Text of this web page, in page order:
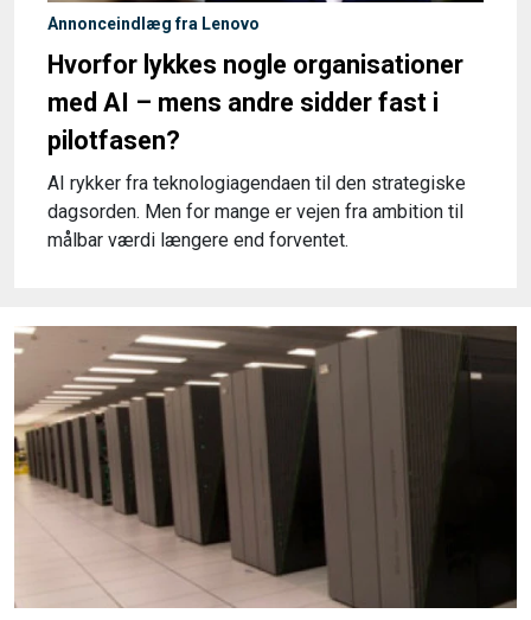
Annonceindlæg fra Lenovo
Hvorfor lykkes nogle organisationer
med AI – mens andre sidder fast i
pilotfasen?
AI rykker fra teknologiagendaen til den strategiske
dagsorden. Men for mange er vejen fra ambition til
målbar værdi længere end forventet.